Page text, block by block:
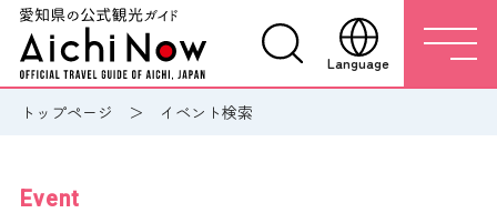
Language
トップページ イベント検索
Event